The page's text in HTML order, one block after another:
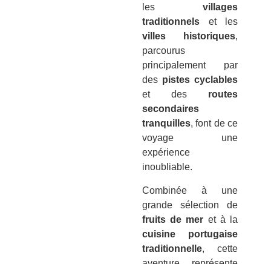
les villages
traditionnels et les
villes historiques,
parcourus
principalement par
des pistes cyclables
et des routes
secondaires
tranquilles, font de ce
voyage une
expérience
inoubliable.
Combinée à une
grande sélection de
fruits de mer et à la
cuisine portugaise
traditionnelle, cette